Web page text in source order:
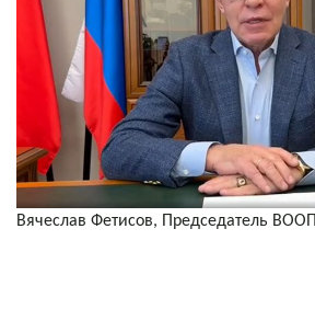
Вячеслав Фетисов, Председатель ВООП